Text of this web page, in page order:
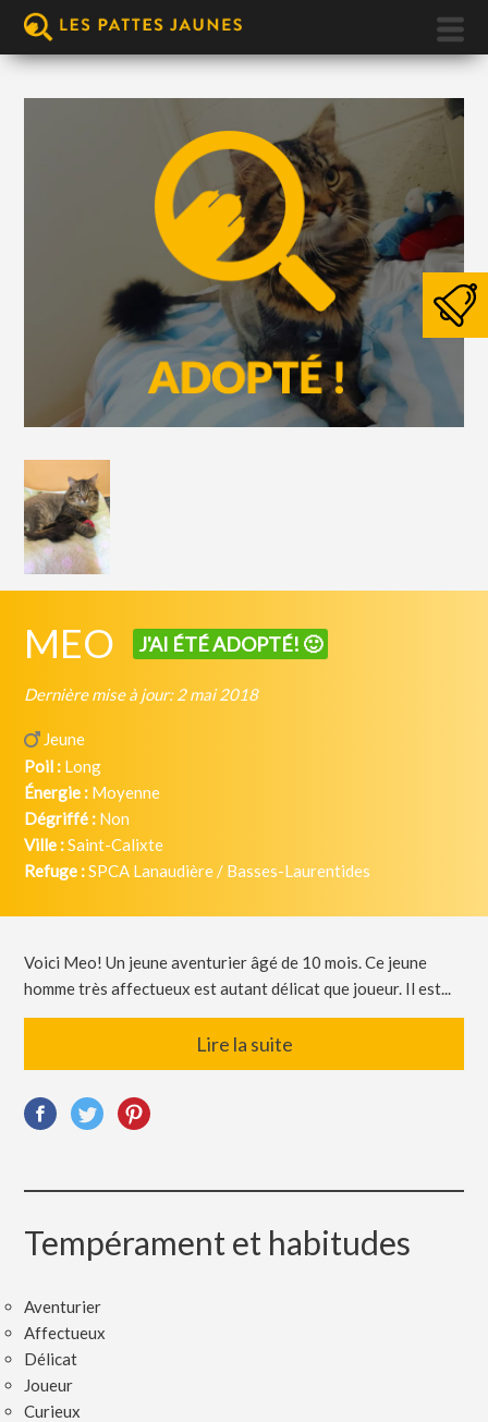
MEO J'AI ÉTÉ ADOPTÉ! 🙂
Dernière mise à jour: 2 mai 2018
Jeune
Poil : Long
Énergie : Moyenne
Dégriffé : Non
Ville :Saint-Calixte
Refuge :SPCA Lanaudière / Basses-Laurentides
Voici Meo! Un jeune aventurier âgé de 10 mois. Ce jeune
homme très affectueux est autant délicat que joueur. Il est...
Lire la suite
Tempérament et habitudes
Aventurier
Affectueux
Délicat
Joueur
Curieux